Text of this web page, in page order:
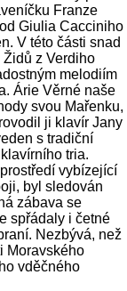
Franze
Giulia Cacciniho
V této části snad
z Verdiho
melodiím
Árie Věrné naše
svou Mařenku,
ji klavír Jany
s tradiční
tria.
vybízející
byl sledován
zábava se
spřádaly i četné
Nezbývá, než
Moravského
vděčného